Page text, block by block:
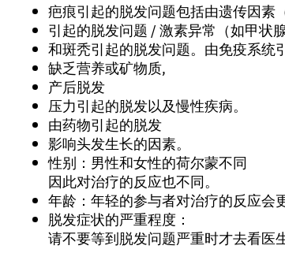
疤痕引起的脱发问题包括由遗传因素
引起的脱发问题 / 激素异常（如甲状
和斑秃引起的脱发问题。由免疫系统
缺乏营养或矿物质,
产后脱发
压力引起的脱发以及慢性疾病。
由药物引起的脱发
影响头发生长的因素。
性别：男性和女性的荷尔蒙不同
因此对治疗的反应也不同。
年龄：年轻的参与者对治疗的反应会
脱发症状的严重程度：
请不要等到脱发问题严重时才去看医